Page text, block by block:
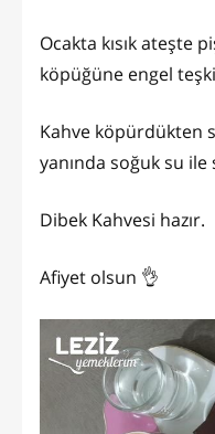
Ocakta kısık ateşte
köpüğüne engel
Kahve köpürdükten
yanında soğuk su
Dibek Kahvesi hazır.
Afiyet olsun 👌